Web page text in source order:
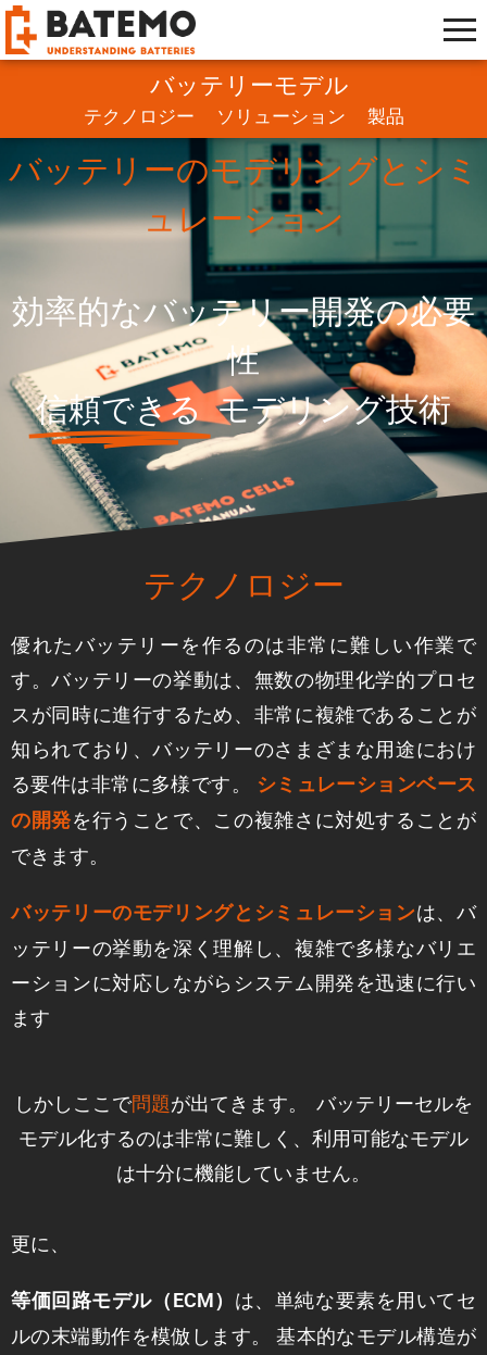
バッテリーモデル
テクノロジー
ソリューション 製品
バッテリーのモデリングとシミ
ュレーション
効率的なバッテリー開発の必要
性
信頼できる モデリング技術
テクノロジー
優れたバッテリーを作るのは非常に難しい作業で
す。バッテリーの挙動は、無数の物理化学的プロセ
スが同時に進行するため、非常に複雑であることが
知られており、バッテリーのさまざまな用途におけ
る要件は非常に多様です。
シミュレーションベース
の開発を行うことで、この複雑さに対処することが
できます。
バッテリーのモデリングとシミュレーションは、バ
ッテリーの挙動を深く理解し、複雑で多様なバリエ
ーションに対応しながらシステム開発を迅速に行い
ます
しかしここで問題が出てきます。 バッテリーセルを
モデル化するのは非常に難しく、利用可能なモデル
は十分に機能していません。
更に、
等価回路モデル（ECM） は、単純な要素を用いてセ
ルの末端動作を模倣します。 基本的なモデル構造が